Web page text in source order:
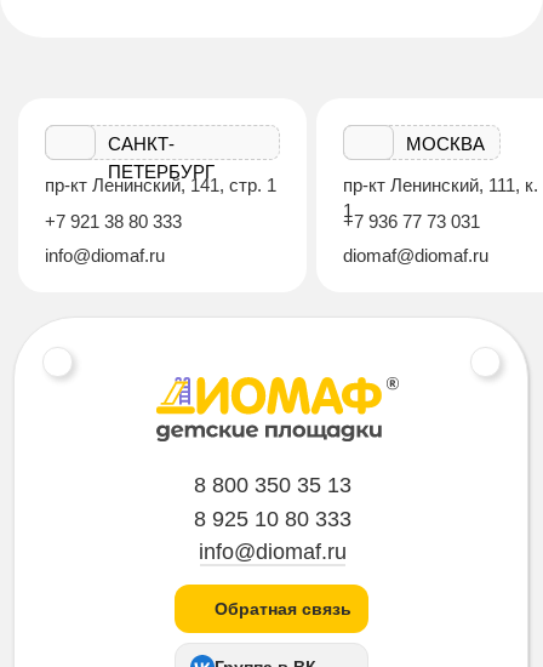
САНКТ-
ПЕТЕРБУРГ
пр-кт Ленинский, 141, стр. 1
+7 921 38 80 333
info@diomaf.ru
МОСКВА
пр-кт Ленинский, 111, к.
1
+7 936 77 73 031
diomaf@diomaf.ru
8 800 350 35 13
8 925 10 80 333
info@diomaf.ru
Обратная связь